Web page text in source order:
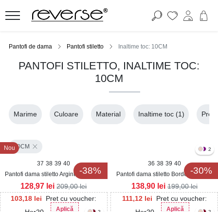
Pantofi de dama Pantofi stiletto Inaltime toc: 10CM
PANTOFI STILETTO, INALTIME TOC:
10CM
Marime Culoare Material Inaltime toc (1) Pret
10CM
Nou
-38%
37 38 39 40
Pantofi dama stiletto Argintii din Piele
Ecologica Siris
103,18 lei
Pret cu voucher:
Aplică
128,97 lei 209,00lei
-30%
2
36 38 39 40
Pantofi dama stiletto Bordo din Piele
Ecologica Lacuita Similo
111,12 lei
Pret cu voucher:
Aplică
138,90 lei 199,00lei